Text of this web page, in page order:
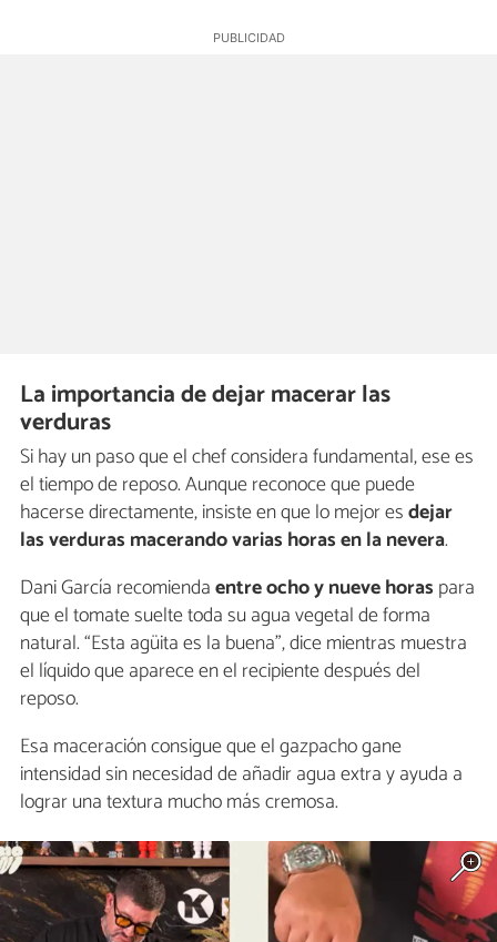
La importancia de dejar macerar las
verduras
Si hay un paso que el chef considera fundamental, ese es
el tiempo de reposo. Aunque reconoce que puede
hacerse directamente, insiste en que lo mejor esdejar
las verduras macerando varias horas en la nevera.
Dani García recomiendaentre ocho y nueve horas para
que el tomate suelte toda su agua vegetal de forma
natural. “Esta agüita es la buena”, dice mientras muestra
el líquido que aparece en el recipiente después del
reposo.
Esa maceración consigue que el gazpacho gane
intensidad sin necesidad de añadir agua extra y ayuda a
lograr una textura mucho más cremosa.